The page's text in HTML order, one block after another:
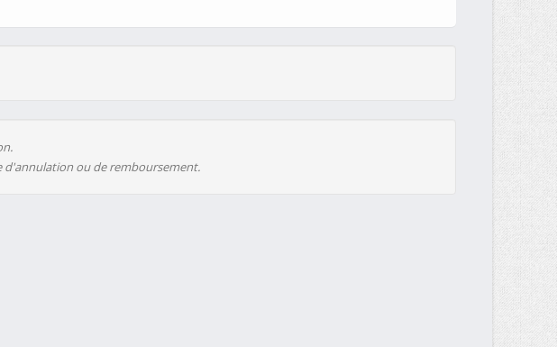
d'annulation ou de remboursement.